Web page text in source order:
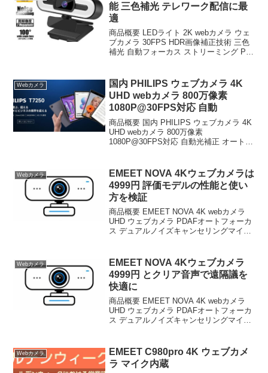
能 三色補光 テレワーク配信に最
適
商品概要 LEDライト 2K webカメラ ウェ
ブカメラ 30FPS HDR画像補正技術 三色
補光 自動フォーカス ストリーミング PC
話 テレワーク オンライ...
Webカメラ
国内 PHILIPS ウェブカメラ 4K
UHD webカメラ 800万像素
1080P@30FPS対応 自動
商品概要 国内 PHILIPS ウェブカメラ 4K
UHD webカメラ 800万像素
1080P@30FPS対応 自動光補正 オートフ
オンライン授業 ライ...
Webカメラ
EMEET NOVA 4Kウェブカメラは
4999円 評価モデルの性能と使い
方を検証
商品概要 EMEET NOVA 4K webカメラ
UHD ウェブカメラ PDAFオートフォーカ
ス デュアルノイズキャンセリングマイク
ライブストリーミ...
Webカメラ
EMEET NOVA 4Kウェブカメラ
4999円 とクリア音声で遠隔議を
快適に
商品概要 EMEET NOVA 4K webカメラ
UHD ウェブカメラ PDAFオートフォーカ
ス デュアルノイズキャンセリングマイク
ライブストリーミ...
Webカメラ
EMEET C980pro 4K ウェブカメ
ラ マイク内蔵